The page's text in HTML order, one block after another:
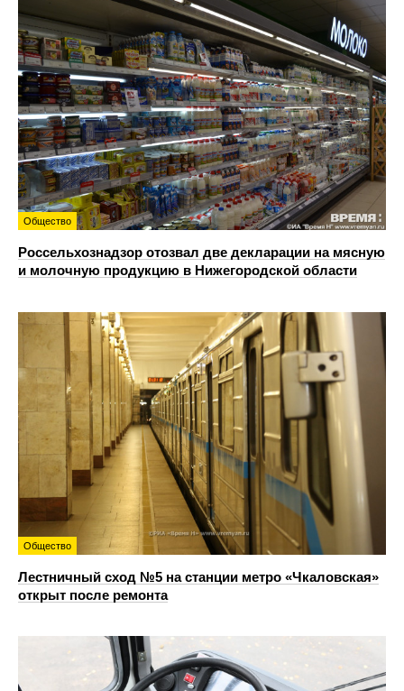
Общество
Россельхознадзор отозвал две декларации на мясную
и молочную продукцию в Нижегородской области
Общество
Лестничный сход №5 на станции метро «Чкаловская»
открыт после ремонта